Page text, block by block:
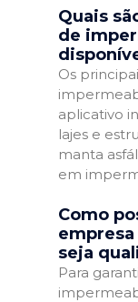
Quais
de
Os
aplicativo
lajes e
manta
em
Como
seja
Para